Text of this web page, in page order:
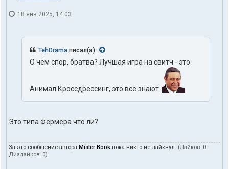
18 янв 2025, 14:03
TehDrama писал(а):
О чём спор, братва? Лучшая игра на свитч - это
Анимал Кроссдрессинг, это все знают.
Это типа Фермера что ли?
За это сообщение автора Mister Book пока никто не лайкнул. (Лайков: 0 ·
Дизлайков: 0)